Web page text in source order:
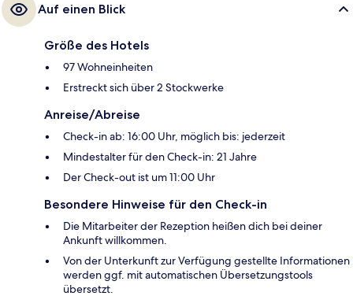
Auf einen Blick
Größe des Hotels
97 Wohneinheiten
Erstreckt sich über 2 Stockwerke
Anreise/Abreise
Check-in ab: 16:00 Uhr, möglich bis: jederzeit
Mindestalter für den Check-in: 21 Jahre
Der Check-out ist um 11:00 Uhr
Besondere Hinweise für den Check-in
Die Mitarbeiter der Rezeption heißen dich bei deiner
Ankunft willkommen.
Von der Unterkunft zur Verfügung gestellte Informationen
werden ggf. mit automatischen Übersetzungstools
übersetzt.